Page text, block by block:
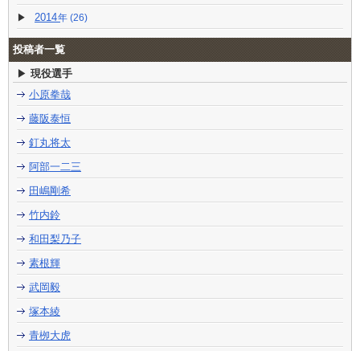
2014 (26)
投稿者一覧
現役選手
小原拳哉
藤阪泰恒
釘丸将太
阿部一二三
田嶋剛希
竹内鈴
和田梨乃子
素根輝
武岡毅
塚本綾
青栁大虎